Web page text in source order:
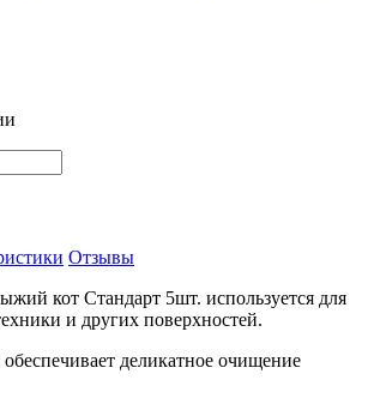
Отзывы
кот Стандарт 5шт. используется для
и других поверхностей.
деликатное очищение